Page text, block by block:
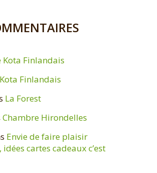
Kota Finlandais
Finlandais
La Forest
Chambre Hirondelles
Envie de faire plaisir
cartes cadeaux c’est